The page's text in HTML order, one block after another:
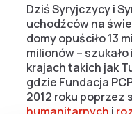
Dziś Syryjczycy i
uchodźców na
domy opuściło 13
milionów –
krajach takich jak
gdzie Fundacja
2012 roku poprzez